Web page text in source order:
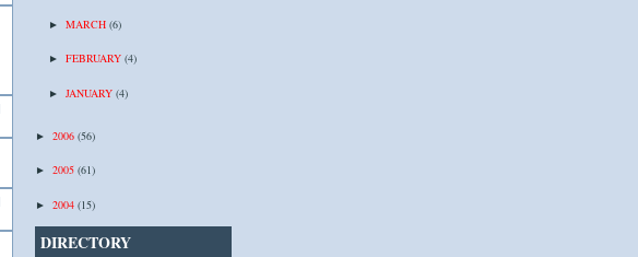
► MARCH (6)
► FEBRUARY (4)
► JANUARY (4)
► 2006 (56)
► 2005 (61)
► 2004 (15)
DIRECTORY